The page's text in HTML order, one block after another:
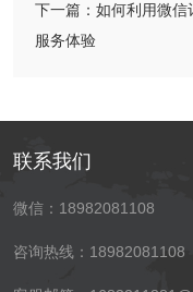
下一篇： 如何利用微信
服务体验
联系我们
微信：18982081108
咨询热线：18982081108